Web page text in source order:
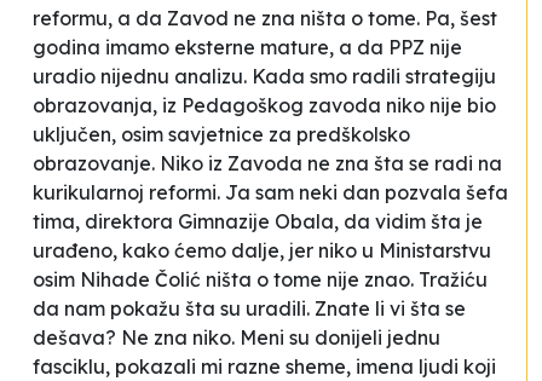
reformu, a da Zavod ne zna ništa o tome. Pa, šest
godina imamo eksterne mature, a da PPZ nije
uradio nijednu analizu. Kada smo radili strategiju
obrazovanja, iz Pedagoškog zavoda niko nije bio
uključen, osim savjetnice za predškolsko
obrazovanje. Niko iz Zavoda ne zna šta se radi na
kurikularnoj reformi. Ja sam neki dan pozvala šefa
tima, direktora Gimnazije Obala, da vidim šta je
urađeno, kako ćemo dalje, jer niko u Ministarstvu
osim Nihade Čolić ništa o tome nije znao. Tražiću
da nam pokažu šta su uradili. Znate li vi šta se
dešava? Ne zna niko. Meni su donijeli jednu
fasciklu, pokazali mi razne sheme, imena ljudi koji